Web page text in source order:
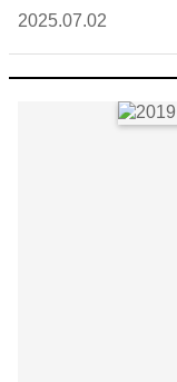
태권도 역사 여행
2025.07.02